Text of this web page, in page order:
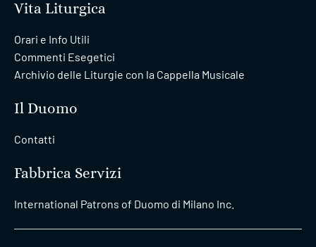
Vita Liturgica
Orari e Info Utili
Commenti Esegetici
Archivio delle Liturgie con la Cappella Musicale
Il Duomo
Contatti
Fabbrica Servizi
International Patrons of Duomo di Milano Inc.